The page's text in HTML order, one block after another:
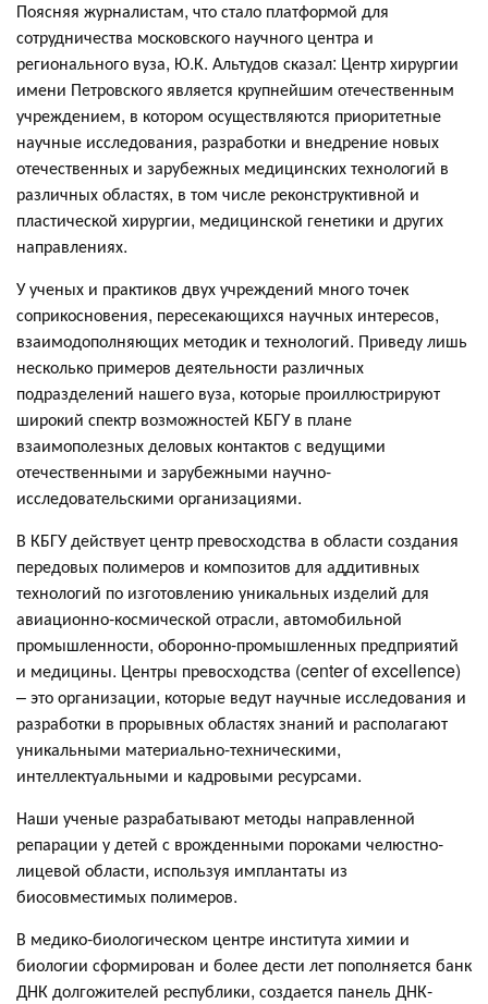
Поясняя журналистам, что стало платформой для
сотрудничества московского научного центра и
регионального вуза, Ю.К. Альтудов сказал: Центр хирургии
имени Петровского является крупнейшим отечественным
учреждением, в котором осуществляются приоритетные
научные исследования, разработки и внедрение новых
отечественных и зарубежных медицинских технологий в
различных областях, в том числе реконструктивной и
пластической хирургии, медицинской генетики и других
направлениях.
У ученых и практиков двух учреждений много точек
соприкосновения, пересекающихся научных интересов,
взаимодополняющих методик и технологий. Приведу лишь
несколько примеров деятельности различных
подразделений нашего вуза, которые проиллюстрируют
широкий спектр возможностей КБГУ в плане
взаимополезных деловых контактов с ведущими
отечественными и зарубежными научно-
исследовательскими организациями.
В КБГУ действует центр превосходства в области создания
передовых полимеров и композитов для аддитивных
технологий по изготовлению уникальных изделий для
авиационно-космической отрасли, автомобильной
промышленности, оборонно-промышленных предприятий
и медицины. Центры превосходства (center of excellence)
– это организации, которые ведут научные исследования и
разработки в прорывных областях знаний и располагают
уникальными материально-техническими,
интеллектуальными и кадровыми ресурсами.
Наши ученые разрабатывают методы направленной
репарации у детей с врожденными пороками челюстно-
лицевой области, используя имплантаты из
биосовместимых полимеров.
В медико-биологическом центре института химии и
биологии сформирован и более дести лет пополняется банк
ДНК долгожителей республики, создается панель ДНК-